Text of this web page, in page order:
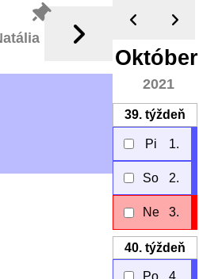
Október
2021
39.týždeň
Pi 1.
So 2.
Ne 3.
40.týždeň
Po 4.